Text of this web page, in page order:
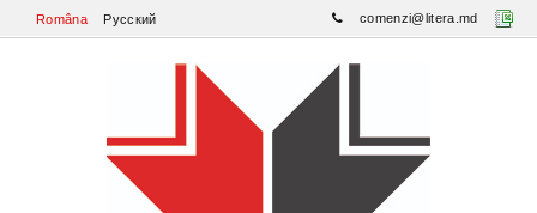
Româna Русский comenzi@litera.md